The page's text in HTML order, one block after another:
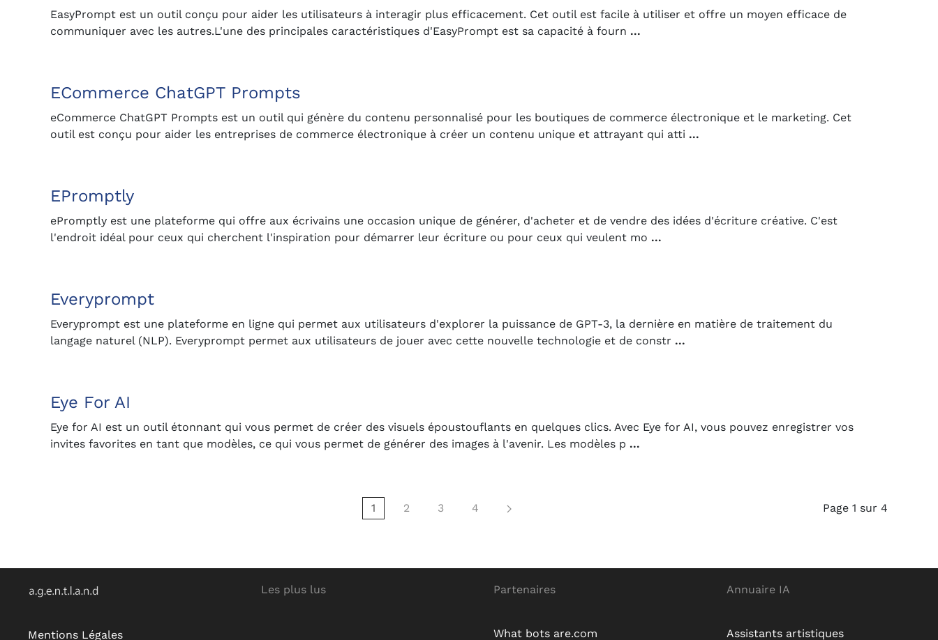
EasyPrompt est un outil conçu pour aider les utilisateurs à interagir plus efficacement. Cet outil est facile à utiliser et offre un moyen efficace de
communiquer avec les autres.L'une des principales caractéristiques d'EasyPrompt est sa capacité à fourn ...
ECommerce ChatGPT Prompts
eCommerce ChatGPT Prompts est un outil qui génère du contenu personnalisé pour les boutiques de commerce électronique et le marketing. Cet
outil est conçu pour aider les entreprises de commerce électronique à créer un contenu unique et attrayant qui atti ...
EPromptly
ePromptly est une plateforme qui offre aux écrivains une occasion unique de générer, d'acheter et de vendre des idées d'écriture créative. C'est
l'endroit idéal pour ceux qui cherchent l'inspiration pour démarrer leur écriture ou pour ceux qui veulent mo ...
Everyprompt
Everyprompt est une plateforme en ligne qui permet aux utilisateurs d'explorer la puissance de GPT-3, la dernière en matière de traitement du
langage naturel (NLP). Everyprompt permet aux utilisateurs de jouer avec cette nouvelle technologie et de constr ...
Eye For AI
Eye for AI est un outil étonnant qui vous permet de créer des visuels époustouflants en quelques clics. Avec Eye for AI, vous pouvez enregistrer vos
invites favorites en tant que modèles, ce qui vous permet de générer des images à l'avenir. Les modèles p ...
1 2 3 4 Page 1 sur 4
Mentions Légales
Les plus lus Partenaires
What bots are.com
Annuaire IA
Assistants artistiques